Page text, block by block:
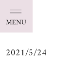
2021/5/24